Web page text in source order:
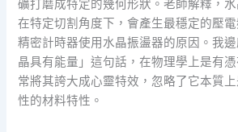
礦打磨成特定的幾何形狀。老師解釋，
在特定切割角度下，會產生最穩定的壓
精密計時器使用水晶振盪器的原因。我
晶具有能量」這句話，在物理學上是有
常將其誇大成心靈特效，忽略了它本質
性的材料特性。